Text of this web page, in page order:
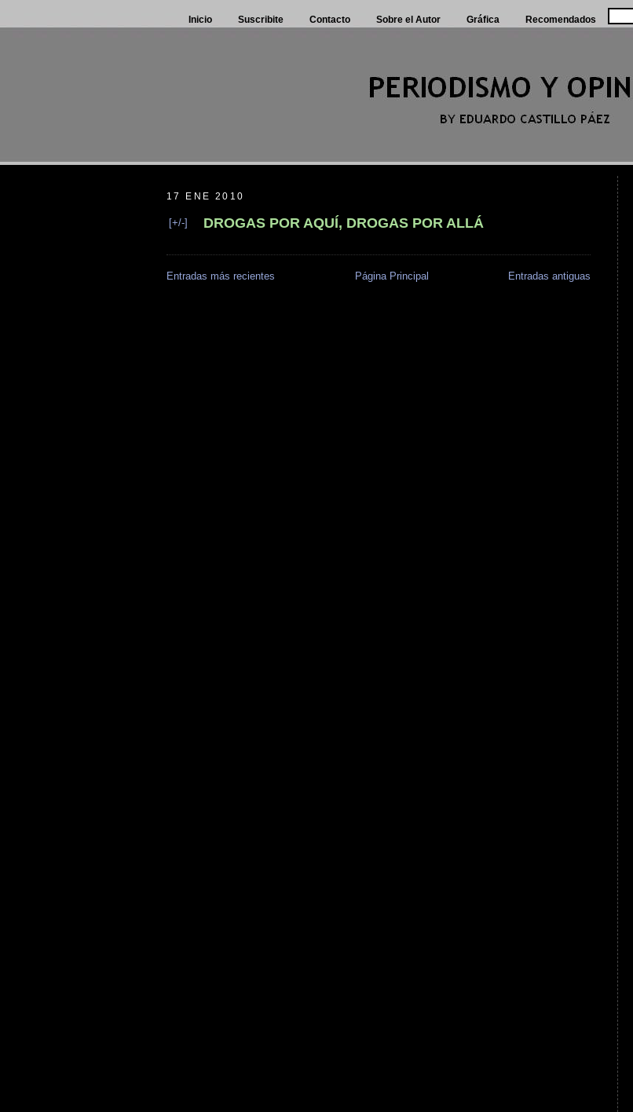
Inicio Suscribite Contacto Sobre el Autor Gráfica Recomendados
17 ENE 2010
[+/-] DROGAS POR AQUÍ, DROGAS POR ALLÁ
Entradas más recientes Entradas antiguas
Página Principal